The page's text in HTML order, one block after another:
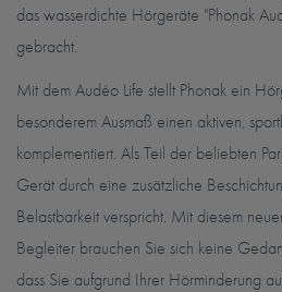
das wasserdichte Hörgeräte "Phonak
gebracht.
Mit dem Audéo Life stellt Phonak ein
besonderem Ausmaß einen aktiven,
komplementiert. Als Teil der beliebten
Gerät durch eine zusätzliche
Belastbarkeit verspricht. Mit diesem
Begleiter brauchen Sie sich keine
dass Sie aufgrund Ihrer Hörminderung